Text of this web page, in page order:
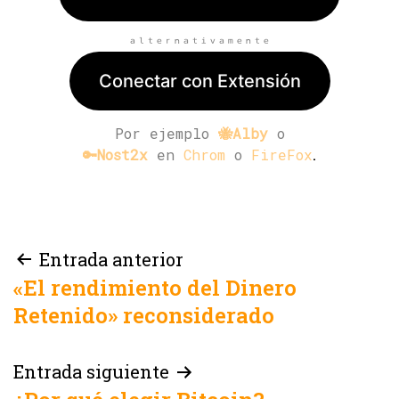
ₐₗₜₑᵣₙₐₜᵢᵥₐₘₑₙₜₑ
Conectar con Extensión
Por ejemplo 🐝Albyo
🔑Nost2x en Chrom o FireFox.
Navegación
de
Entrada anterior
«El rendimiento del Dinero
Retenido» reconsiderado
Entrada siguiente